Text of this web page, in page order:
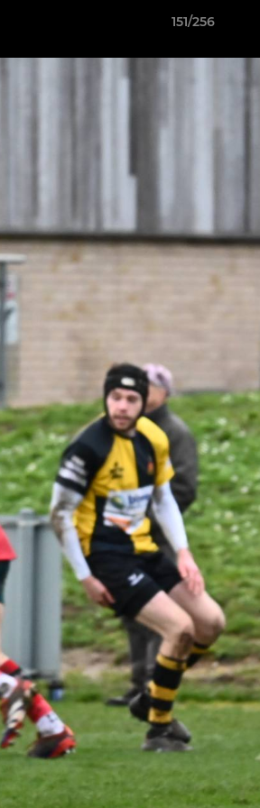
151/256